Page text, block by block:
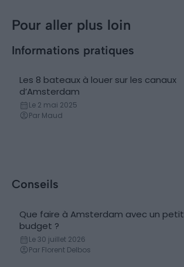
Pour aller plus loin
Informations pratiques
Location de bateau
Les 8 bateaux à louer sur les canaux
d’Amsterdam
Le 2 mai 2025
Par Maud
Conseils
Que faire à Amsterdam avec un petit
budget ?
Le 30 juillet 2026
Par Florent Delbos